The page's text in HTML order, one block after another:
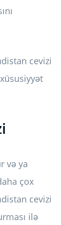
cevizi
və ya
çox
cevizi
ilə